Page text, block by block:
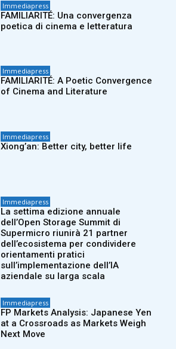
Immediapress
FAMILIARITÉ: Una convergenza
poetica di cinema e letteratura
Immediapress
FAMILIARITÉ: A Poetic Convergence
of Cinema and Literature
Immediapress
Xiong’an: Better city, better life
Immediapress
La settima edizione annuale
dell’Open Storage Summit di
Supermicro riunirà 21 partner
dell’ecosistema per condividere
orientamenti pratici
sull’implementazione dell’IA
aziendale su larga scala
Immediapress
FP Markets Analysis: Japanese Yen
at a Crossroads as Markets Weigh
Next Move